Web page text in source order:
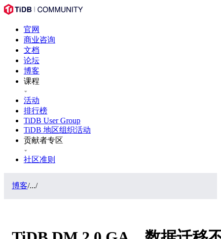
官网
商业咨询
文档
论坛
博客
课程
活动
排行榜
TiDB User Group
TiDB 地区组织活动
贡献者专区
社区准则
博客/.../